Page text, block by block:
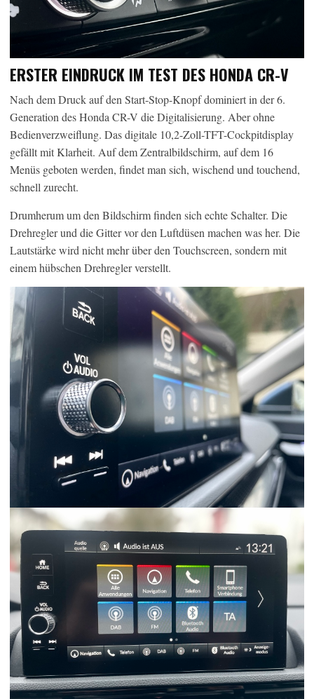
ERSTER EINDRUCK IM TEST DES HONDA CR-V
Nach dem Druck auf den Start-Stop-Knopf dominiert in der 6.
Generation des Honda CR-V die Digitalisierung. Aber ohne
Bedienverzweiflung. Das digitale 10,2-Zoll-TFT-Cockpitdisplay
gefällt mit Klarheit. Auf dem Zentralbildschirm, auf dem 16
Menüs geboten werden, findet man sich, wischend und touchend,
schnell zurecht.
Drumherum um den Bildschirm finden sich echte Schalter. Die
Drehregler und die Gitter vor den Luftdüsen machen was her. Die
Lautstärke wird nicht mehr über den Touchscreen, sondern mit
einem hübschen Drehregler verstellt.